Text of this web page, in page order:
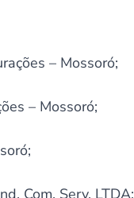
– Mossoró;
– Mossoró;